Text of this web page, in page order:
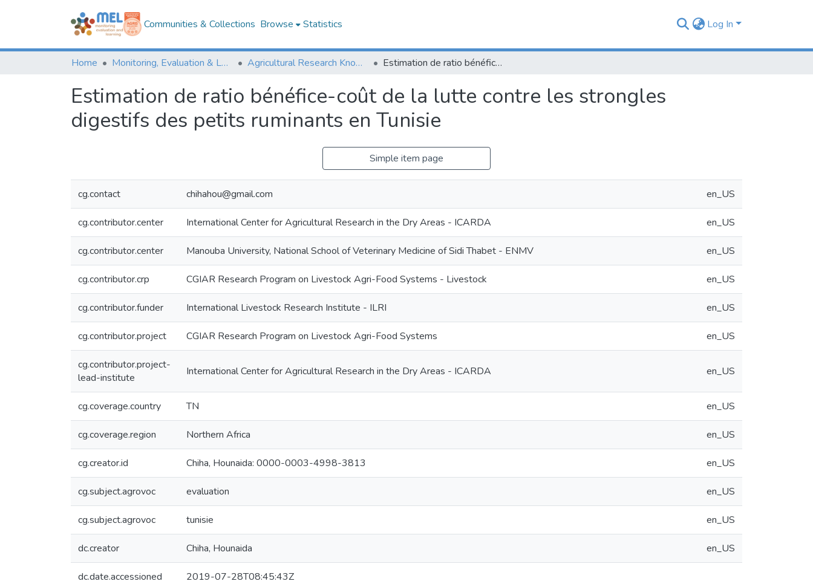
Communities & Collections Browse Statistics Log In
Home Monitoring, Evaluation & Learning Repository Agricultural Research Knowledge Estimation de ratio bénéfice-coût de la lutte contre les strongles digestifs des petits ruminants en Tunisie
Estimation de ratio bénéfice-coût de la lutte contre les strongles
digestifs des petits ruminants en Tunisie
Simple item page
cg.contact chihahou@gmail.com en_US
cg.contributor.center International Center for Agricultural Research in the Dry Areas - ICARDA en_US
cg.contributor.center Manouba University, National School of Veterinary Medicine of Sidi Thabet - ENMV en_US
cg.contributor.crp CGIAR Research Program on Livestock Agri-Food Systems - Livestock en_US
cg.contributor.funder International Livestock Research Institute - ILRI en_US
cg.contributor.project CGIAR Research Program on Livestock Agri-Food Systems en_US
cg.contributor.project-
lead-institute
International Center for Agricultural Research in the Dry Areas - ICARDA en_US
cg.coverage.country TN en_US
cg.coverage.region Northern Africa en_US
cg.creator.id Chiha, Hounaida: 0000-0003-4998-3813 en_US
cg.subject.agrovoc evaluation en_US
cg.subject.agrovoc tunisie en_US
dc.creator Chiha, Hounaida en_US
dc.date.accessioned 2019-07-28T08:45:43Z